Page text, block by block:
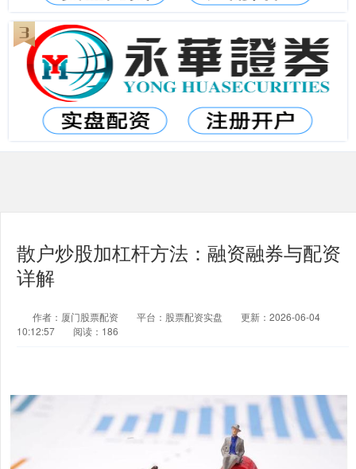
散户炒股加杠杆方法：融资融券与配资
详解
作者：厦门股票配资 平台：股票配资实盘
更新：2026-06-04
10:12:57
阅读：186